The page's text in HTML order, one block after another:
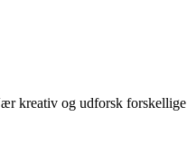
kreativ og udforsk forskellige